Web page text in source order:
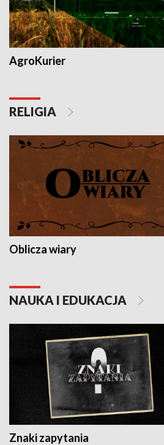
AgroKurier
RELIGIA
Oblicza wiary
NAUKA I EDUKACJA
Znaki zapytania